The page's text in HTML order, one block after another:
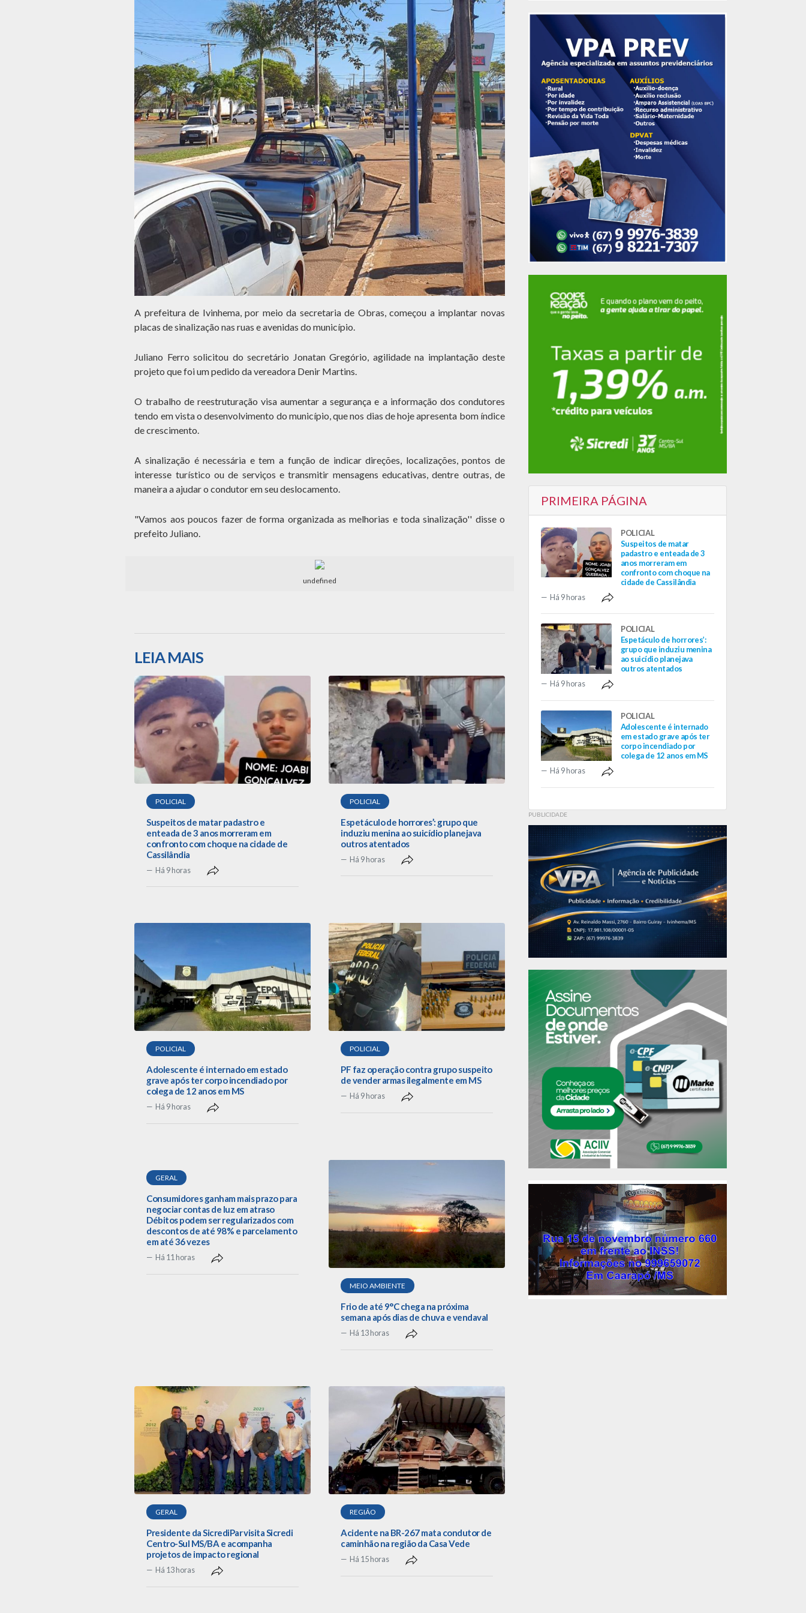
A prefeitura de Ivinhema, por meio da secretaria de Obras, começou a implantar novas
placas de sinalização nas ruas e avenidas do município.
Juliano Ferro solicitou do secretário Jonatan Gregório, agilidade na implantação deste
projeto que foi um pedido da vereadora Denir Martins.
O trabalho de reestruturação visa aumentar a segurança e a informação dos condutores
tendo em vista o desenvolvimento do município, que nos dias de hoje apresenta bom índice
de crescimento.
A sinalização é necessária e tem a função de indicar direções, localizações, pontos de
interesse turístico ou de serviços e transmitir mensagens educativas, dentre outras, de
maneira a ajudar o condutor em seu deslocamento.
"Vamos aos poucos fazer de forma organizada as melhorias e toda sinalização'' disse o
prefeito Juliano.
undefined
LEIA MAIS
POLICIAL
Suspeitos de matar padastro e
enteada de 3 anos morreram em
confronto com choque na cidade de
Cassilândia
Há 9 horas
POLICIAL
Espetáculo de horrores’: grupo que
induziu menina ao suicídio planejava
outros atentados
Há 9 horas
POLICIAL
Adolescente é internado em estado
grave após ter corpo incendiado por
colega de 12 anos em MS
Há 9 horas
POLICIAL
PF faz operação contra grupo suspeito
de vender armas ilegalmente em MS
Há 9 horas
GERAL
Consumidores ganham mais prazo para
negociar contas de luz em atraso
Débitos podem ser regularizados com
descontos de até 98% e parcelamento
em até 36 vezes
Há 11 horas
MEIO AMBIENTE
Frio de até 9°C chega na próxima
semana após dias de chuva e vendaval
Há 13 horas
GERAL
Presidente da SicrediPar visita Sicredi
Centro-Sul MS/BA e acompanha
projetos de impacto regional
Há 13 horas
REGIÃO
Acidente na BR-267 mata condutor de
caminhão na região da Casa Vede
Há 15 horas
PRIMEIRA PÁGINA
POLICIAL
Suspeitos de matar
padastro e enteada de 3
anos morreram em
confronto com choque na
cidade de Cassilândia
Há 9 horas
POLICIAL
Espetáculo de horrores’:
grupo que induziu menina
ao suicídio planejava
outros atentados
Há 9 horas
POLICIAL
Adolescente é internado
em estado grave após ter
corpo incendiado por
colega de 12 anos em MS
Há 9 horas
PUBLICIDADE